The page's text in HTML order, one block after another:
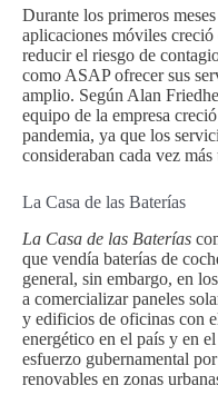
Durante los primeros
aplicaciones móviles
reducir el riesgo de
como ASAP ofrecer sus
amplio. Según Alan
equipo de la empresa
pandemia, ya que los
consideraban cada vez
La Casa de las Baterías
La Casa de las Baterías
que vendía baterías de
general, sin embargo, en
a comercializar paneles
y edificios de oficinas con
energético en el país y en
esfuerzo gubernamental
renovables en zonas